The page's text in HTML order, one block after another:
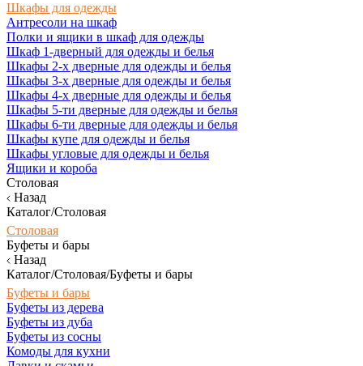
Шкафы для одежды
Антресоли на шкаф
Полки и ящики в шкаф для одежды
Шкаф 1-дверный для одежды и белья
Шкафы 2-х дверные для одежды и белья
Шкафы 3-х дверные для одежды и белья
Шкафы 4-х дверные для одежды и белья
Шкафы 5-ти дверные для одежды и белья
Шкафы 6-ти дверные для одежды и белья
Шкафы купе для одежды и белья
Шкафы угловые для одежды и белья
Ящики и короба
Столовая
Назад
Каталог/Столовая
Столовая
Буфеты и бары
Назад
Каталог/Столовая/Буфеты и бары
Буфеты и бары
Буфеты из дерева
Буфеты из дуба
Буфеты из сосны
Комоды для кухни